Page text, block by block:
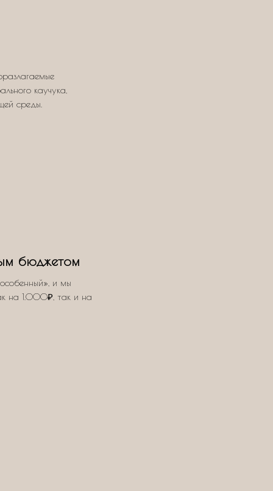
каучука,
среды.
бюджетом
и мы
на 1.000₽, так и на